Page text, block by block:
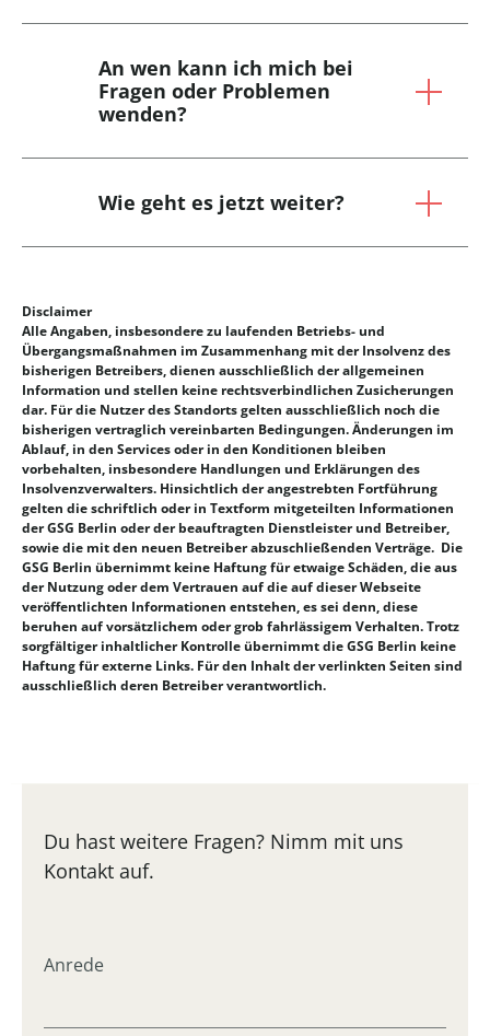
An wen kann ich mich bei
Fragen oder Problemen
wenden?
Wie geht es jetzt weiter?
Disclaimer
Alle Angaben, insbesondere zu laufenden Betriebs- und
Übergangsmaßnahmen im Zusammenhang mit der Insolvenz des
bisherigen Betreibers, dienen ausschließlich der allgemeinen
Information und stellen keine rechtsverbindlichen Zusicherungen
dar. Für die Nutzer des Standorts gelten ausschließlich noch die
bisherigen vertraglich vereinbarten Bedingungen. Änderungen im
Ablauf, in den Services oder in den Konditionen bleiben
vorbehalten, insbesondere Handlungen und Erklärungen des
Insolvenzverwalters. Hinsichtlich der angestrebten Fortführung
gelten die schriftlich oder in Textform mitgeteilten Informationen
der GSG Berlin oder der beauftragten Dienstleister und Betreiber,
sowie die mit den neuen Betreiber abzuschließenden Verträge. Die
GSG Berlin übernimmt keine Haftung für etwaige Schäden, die aus
der Nutzung oder dem Vertrauen auf die auf dieser Webseite
veröffentlichten Informationen entstehen, es sei denn, diese
beruhen auf vorsätzlichem oder grob fahrlässigem Verhalten. Trotz
sorgfältiger inhaltlicher Kontrolle übernimmt die GSG Berlin keine
Haftung für externe Links. Für den Inhalt der verlinkten Seiten sind
ausschließlich deren Betreiber verantwortlich.
Du hast weitere Fragen? Nimm mit uns
Kontakt auf.
Anrede